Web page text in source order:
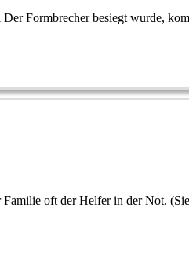
Formbrecher besiegt wurde,
oft der Helfer in der Not.